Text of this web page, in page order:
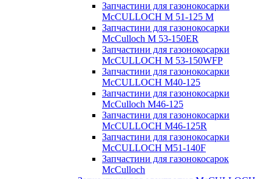
Запчастини для газонокосарки
McCULLOCH M 51-125 M
Запчастини для газонокосарки
McCulloch M 53-150ER
Запчастини для газонокосарки
McCULLOCH M 53-150WFP
Запчастини для газонокосарки
McCULLOCH M40-125
Запчастини для газонокосарки
McCulloch M46-125
Запчастини для газонокосарки
McCULLOCH M46-125R
Запчастини для газонокосарки
McCULLOCH M51-140F
Запчастини для газонокосарок
McCulloch